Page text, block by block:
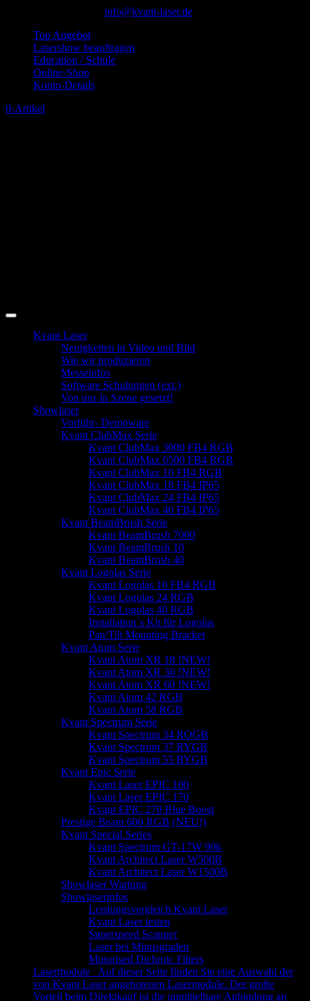
info@kvant-laser.de
Top Angebot
Lasershow beauftragen
Education / Schule
Online-Shop
Konto-Details
0-Artikel
Kvant Laser
Neuigkeiten in Video und Bild
Wie wir produzieren
Messeinfos
Software Schulungen (ext.)
Von uns in Szene gesetzt!
Showlaser
Vorführ- Demoware
Kvant ClubMax Serie
Kvant ClubMax 3000 FB4 RGB
Kvant ClubMax 6500 FB4 RGB
Kvant ClubMax 10 FB4 RGB
Kvant ClubMax 18 FB4 IP65
Kvant ClubMax 24 FB4 IP65
Kvant ClubMax 40 FB4 IP65
Kvant BeamBrush Serie
Kvant BeamBrush 7000
Kvant BeamBrush 10
Kvant BeamBrush 40
Kvant Logolas Serie
Kvant Logolas 10 FB4 RGB
Kvant Logolas 24 RGB
Kvant Logolas 40 RGB
Installation`s Kit für Logolas
Pan/Tilt Mounting Bracket
Kvant Atom Serie
Kvant Atom XR 18 !NEW!
Kvant Atom XR 30 !NEW!
Kvant Atom XR 60 !NEW!
Kvant Atom 42 RGB
Kvant Atom 58 RGB
Kvant Spectrum Serie
Kvant Spectrum 34 ROGB
Kvant Spectrum 37 RYGB
Kvant Spectrum 55 RYGB
Kvant Epic Serie
Kvant Laser EPIC 100
Kvant Laser EPIC 170
Kvant EPIC 270 Blue Boost
Prestige Beam 600 RGB (NEU!)
Kvant Special Series
Kvant Spectrum GT-17W 90k
Kvant Architect Laser W500B
Kvant Architect Laser W1500B
Showlaser Wartung
Showlaserinfos
Leistungsvergleich Kvant Laser
Kvant Laser testen
Superspeed Scanner
Laser bei Minusgraden
Motorised Dichroic Filters
Lasermodule
Auf dieser Seite finden Sie eine Auswahl der
von Kvant Laser angebotenen Lasermodule. Der große
Vorteil beim Direktkauf ist die unmittelbare Anbindung an